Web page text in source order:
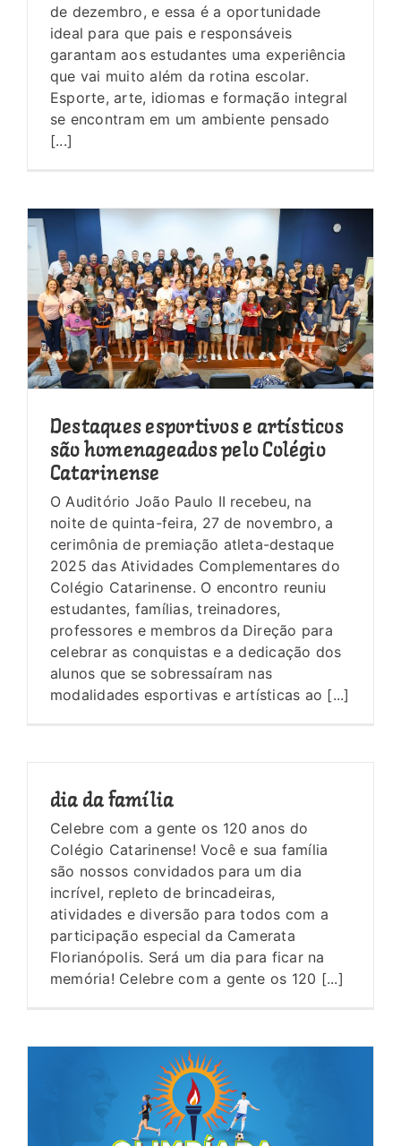
de dezembro, e essa é a oportunidade
ideal para que pais e responsáveis
garantam aos estudantes uma experiência
que vai muito além da rotina escolar.
Esporte, arte, idiomas e formação integral
se encontram em um ambiente pensado
[...]
Destaques esportivos e artísticos
são homenageados pelo Colégio
Catarinense
O Auditório João Paulo II recebeu, na
noite de quinta-feira, 27 de novembro, a
cerimônia de premiação atleta-destaque
2025 das Atividades Complementares do
Colégio Catarinense. O encontro reuniu
estudantes, famílias, treinadores,
professores e membros da Direção para
celebrar as conquistas e a dedicação dos
alunos que se sobressaíram nas
modalidades esportivas e artísticas ao [...]
dia da família
Celebre com a gente os 120 anos do
Colégio Catarinense! Você e sua família
são nossos convidados para um dia
incrível, repleto de brincadeiras,
atividades e diversão para todos com a
participação especial da Camerata
Florianópolis. Será um dia para ficar na
memória! Celebre com a gente os 120 [...]